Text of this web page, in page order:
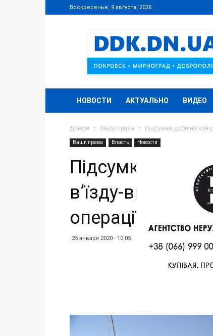
Воскресенье, 9 августа, 2026
DDK.DN.UA
НОВОСТИ АКТУАЛЬНО ВИДЕО
Домой Ваши права Підсумки доби на
Ваши права Власть Новости
Підсумки доби
в’їзду-виїзду в
операції
25 января 2020 - 10:05